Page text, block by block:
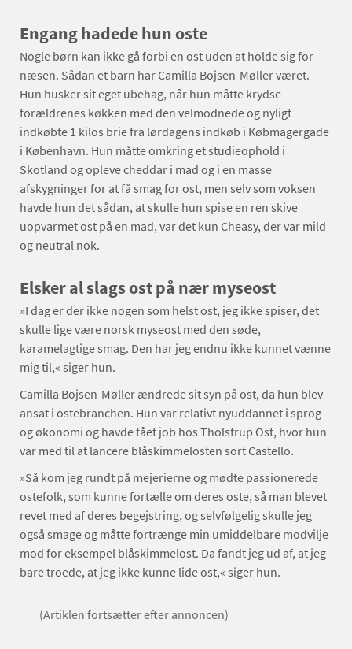
Engang hadede hun oste
Nogle børn kan ikke gå forbi en ost uden at holde sig for
næsen. Sådan et barn har Camilla Bojsen-Møller været.
Hun husker sit eget ubehag, når hun måtte krydse
forældrenes køkken med den velmodnede og nyligt
indkøbte 1 kilos brie fra lørdagens indkøb i Købmagergade
i København. Hun måtte omkring et studieophold i
Skotland og opleve cheddar i mad og i en masse
afskygninger for at få smag for ost, men selv som voksen
havde hun det sådan, at skulle hun spise en ren skive
uopvarmet ost på en mad, var det kun Cheasy, der var mild
og neutral nok.
Elsker al slags ost på nær myseost
»I dag er der ikke nogen som helst ost, jeg ikke spiser, det
skulle lige være norsk myseost med den søde,
karamelagtige smag. Den har jeg endnu ikke kunnet vænne
mig til,« siger hun.
Camilla Bojsen-Møller ændrede sit syn på ost, da hun blev
ansat i ostebranchen. Hun var relativt nyuddannet i sprog
og økonomi og havde fået job hos Tholstrup Ost, hvor hun
var med til at lancere blåskimmelosten sort Castello.
»Så kom jeg rundt på mejerierne og mødte passionerede
ostefolk, som kunne fortælle om deres oste, så man blevet
revet med af deres begejstring, og selvfølgelig skulle jeg
også smage og måtte fortrænge min umiddelbare modvilje
mod for eksempel blåskimmelost. Da fandt jeg ud af, at jeg
bare troede, at jeg ikke kunne lide ost,« siger hun.
(Artiklen fortsætter efter annoncen)